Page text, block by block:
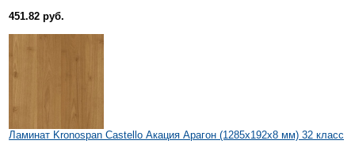
451.82 руб.
Ламинат Kronospan Castello Акация Арагон (1285x192x8 мм) 32 класс